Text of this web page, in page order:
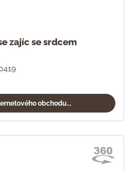
zajíc se srdcem
obchodu...